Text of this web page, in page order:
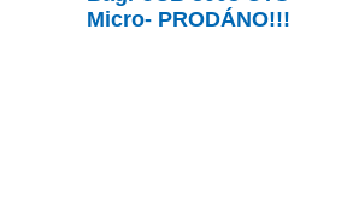
Micro- PRODÁNO!!!